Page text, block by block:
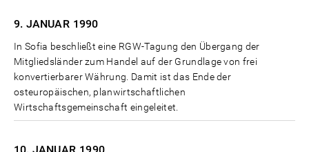
9. JANUAR 1990
In Sofia beschließt eine RGW-Tagung den Übergang der
Mitgliedsländer zum Handel auf der Grundlage von frei
konvertierbarer Währung. Damit ist das Ende der
osteuropäischen, planwirtschaftlichen
Wirtschaftsgemeinschaft eingeleitet.